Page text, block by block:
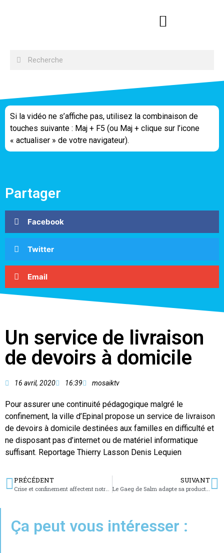
Si la vidéo ne s’affiche pas, utilisez la combinaison de
touches suivante : Maj + F5 (ou Maj + clique sur l’icone
« actualiser » de votre navigateur).
Partager
Facebook
Twitter
Email
Un service de livraison
de devoirs à domicile
16 avril, 2020 16:39 mosaiktv
Pour assurer une continuité pédagogique malgré le
confinement, la ville d’Epinal propose un service de livraison
de devoirs à domicile destinées aux familles en difficulté et
ne disposant pas d’internet ou de matériel informatique
suffisant. Reportage Thierry Lasson Denis Lequien
PRÉCÉDENT
Crise et confinement affectent notre santé mentale
SUIVANT
Le Gaeg de Salm adapte sa production du laitage
Ça peut vous intéresser :